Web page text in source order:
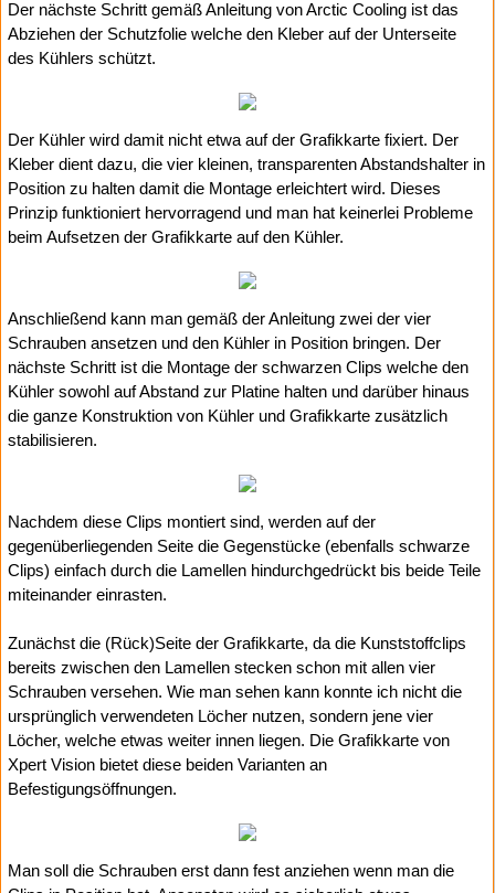
Der nächste Schritt gemäß Anleitung von Arctic Cooling ist das
Abziehen der Schutzfolie welche den Kleber auf der Unterseite
des Kühlers schützt.
Der Kühler wird damit nicht etwa auf der Grafikkarte fixiert. Der
Kleber dient dazu, die vier kleinen, transparenten Abstandshalter in
Position zu halten damit die Montage erleichtert wird. Dieses
Prinzip funktioniert hervorragend und man hat keinerlei Probleme
beim Aufsetzen der Grafikkarte auf den Kühler.
Anschließend kann man gemäß der Anleitung zwei der vier
Schrauben ansetzen und den Kühler in Position bringen. Der
nächste Schritt ist die Montage der schwarzen Clips welche den
Kühler sowohl auf Abstand zur Platine halten und darüber hinaus
die ganze Konstruktion von Kühler und Grafikkarte zusätzlich
stabilisieren.
Nachdem diese Clips montiert sind, werden auf der
gegenüberliegenden Seite die Gegenstücke (ebenfalls schwarze
Clips) einfach durch die Lamellen hindurchgedrückt bis beide Teile
miteinander einrasten.
Zunächst die (Rück)Seite der Grafikkarte, da die Kunststoffclips
bereits zwischen den Lamellen stecken schon mit allen vier
Schrauben versehen. Wie man sehen kann konnte ich nicht die
ursprünglich verwendeten Löcher nutzen, sondern jene vier
Löcher, welche etwas weiter innen liegen. Die Grafikkarte von
Xpert Vision bietet diese beiden Varianten an
Befestigungsöffnungen.
Man soll die Schrauben erst dann fest anziehen wenn man die